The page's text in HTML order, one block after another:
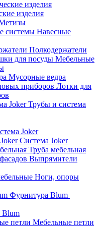
изделия
Навесные
Полкодержатели
Мебельные
Мусорные ведра
Лотки для
Трубы и система
Joker
Система Joker
Труба мебельная
Выпрямители
Ноги, опоры
Фурнитура Blum
Blum
Мебельные петли